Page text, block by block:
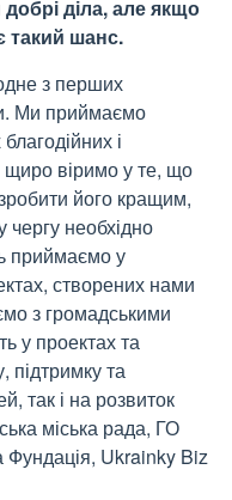
діла, але якщо
такий шанс.
з перших
Ми приймаємо
і
щиро віримо у те, що
його кращим,
необхідно
приймаємо у
створених нами
з громадськими
у проектах та
підтримку та
так і на розвиток
міська рада, ГО
Ukrainky Biz